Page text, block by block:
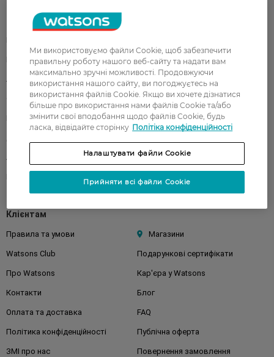
Каталог
Парфуми Здоров'я
Акції
Обличчя Тіло
Подарунки Діти
Аксесуари Дерматокосметика
Клієнтам
Правила та умови Магазини
Watsons Club Подарункові сертифікати
Про Watsons Кар'єра у Watsons
Контакти Блог
Оплата та доставка FAQ
Політика конфіденційності Публічна оферта
ЗМІ про нас Повернення замовлення
Ми використовуємо файли Cookie, щоб забезпечити
правильну роботу нашого веб-сайту та надати вам
максимально зручні можливості. Продовжуючи
використання нашого сайту, ви погоджуєтесь на
використання файлів Cookie. Якщо ви хочете дізнатися
більше про використання нами файлів Cookie та/або
змінити свої вподобання щодо файлів Cookie, будь
ласка, відвідайте сторінку Політіка конфіденційності
Налаштувати файли Cookie
Прийняти всі файли Cookie